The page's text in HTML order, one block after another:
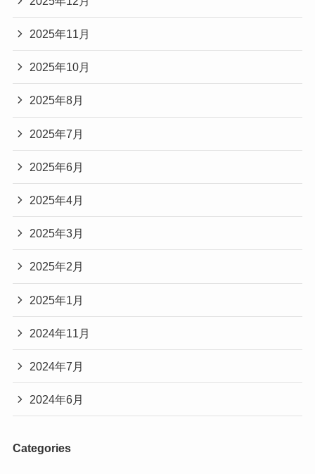
2025年11月
2025年10月
2025年8月
2025年7月
2025年6月
2025年4月
2025年3月
2025年2月
2025年1月
2024年11月
2024年7月
2024年6月
Categories